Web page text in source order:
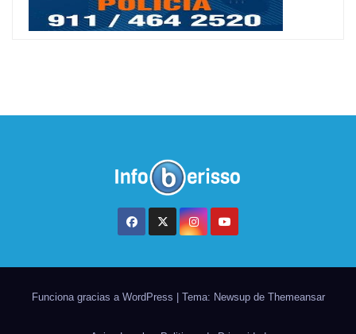
Funciona gracias a WordPress | Tema: Newsup de Themeansar